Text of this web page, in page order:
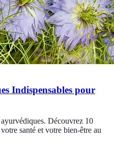
Indispensables pour
Découvrez 10
santé et votre bien-être au